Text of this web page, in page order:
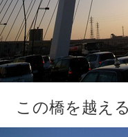
この橋を越え